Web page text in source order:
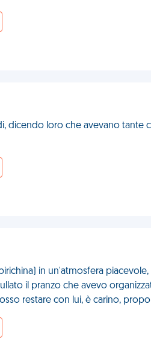
dicendo loro che avevano
in un'atmosfera
il pranzo che avevo
restare con lui, è carino,